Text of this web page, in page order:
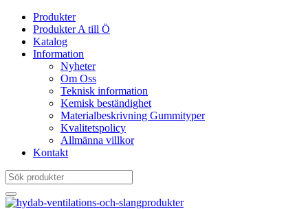
Produkter
Produkter A till Ö
Katalog
Information
Nyheter
Om Oss
Teknisk information
Kemisk beständighet
Materialbeskrivning Gummityper
Kvalitetspolicy
Allmänna villkor
Kontakt